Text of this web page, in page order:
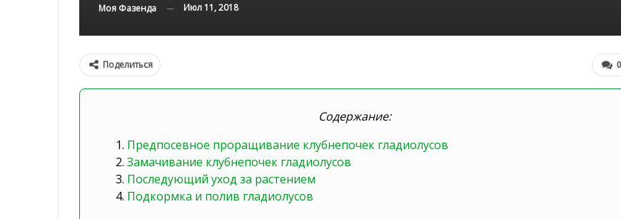
Моя Фазенда Июл 11, 2018
0
Поделиться
Содержание:
Предпосевное проращивание клубнепочек гладиолусов
Замачивание клубнепочек гладиолусов
Последующий уход за растением
Подкормка и полив гладиолусов